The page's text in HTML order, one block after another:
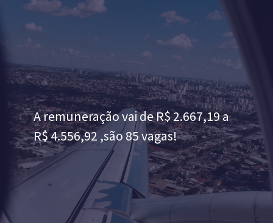
A remuneração vai de R$ 2.667,19 a
R$ 4.556,92 ,são 85 vagas!